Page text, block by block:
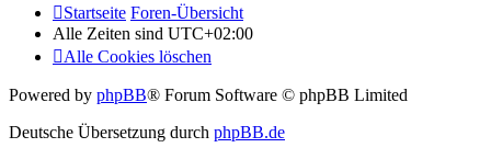
Startseite Foren-Übersicht
Alle Zeiten sind UTC+02:00
Alle Cookies löschen
Powered by phpBB® Forum Software © phpBB Limited
Deutsche Übersetzung durch phpBB.de